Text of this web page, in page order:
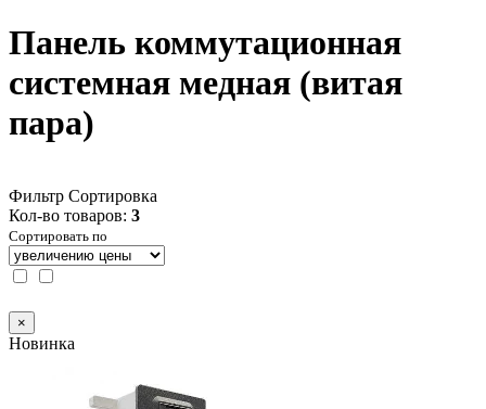
Панель коммутационная
системная медная (витая
пара)
Фильтр Сортировка
Кол-во товаров: 3
Сортировать по
×
Новинка